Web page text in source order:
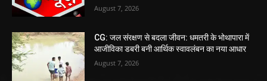
August 7, 2026
CG: जल संरक्षण से बदला जीवन: धमतरी के भोथापारा में
आजीविका डबरी बनी आर्थिक स्वावलंबन का नया आधार
August 7, 2026